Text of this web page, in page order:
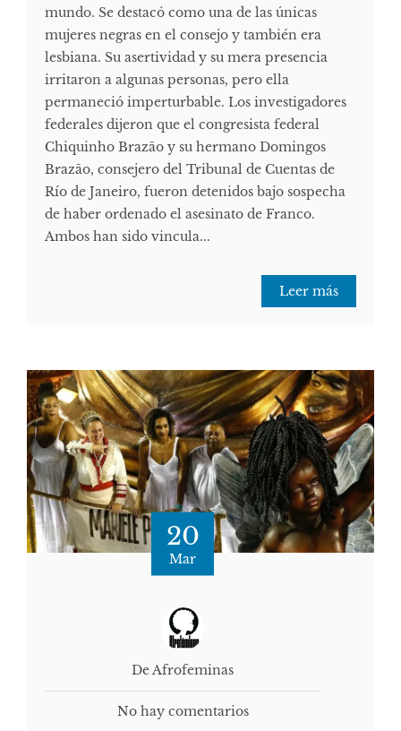
mundo. Se destacó como una de las únicas
mujeres negras en el consejo y también era
lesbiana. Su asertividad y su mera presencia
irritaron a algunas personas, pero ella
permaneció imperturbable. Los investigadores
federales dijeron que el congresista federal
Chiquinho Brazão y su hermano Domingos
Brazão, consejero del Tribunal de Cuentas de
Río de Janeiro, fueron detenidos bajo sospecha
de haber ordenado el asesinato de Franco.
Ambos han sido vincula...
Leer más
20
Mar
De Afrofeminas
No hay comentarios